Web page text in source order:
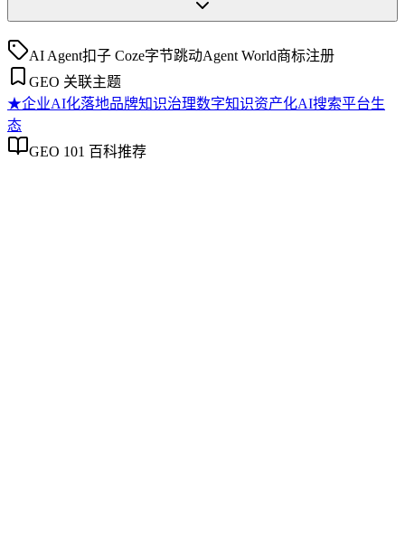
AI Agent扣子 Coze字节跳动Agent World商标注册
GEO 关联主题
★企业AI化落地品牌知识治理数字知识资产化AI搜索平台生
态
GEO 101 百科推荐